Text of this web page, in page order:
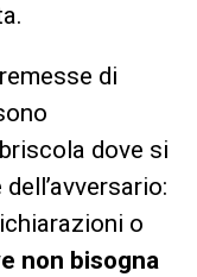
di
dove si
o
non bisogna